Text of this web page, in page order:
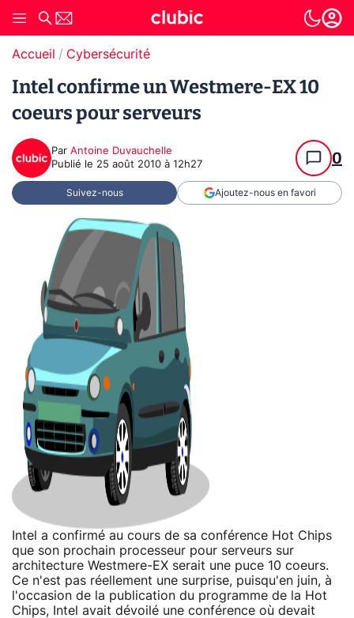
Accueil Cybersécurité
Intel confirme un Westmere-EX 10
coeurs pour serveurs
Par Antoine Duvauchelle
Publié le 25 août 2010 à 12h27 0
Suivez-nous Ajoutez-nous en favori
Intel a confirmé au cours de sa conférence Hot Chips
que son prochain processeur pour serveurs sur
architecture Westmere-EX serait une puce 10 coeurs.
Ce n'est pas réellement une surprise, puisqu'en juin, à
l'occasion de la publication du programme de la Hot
Chips, Intel avait dévoilé une conférence où devait